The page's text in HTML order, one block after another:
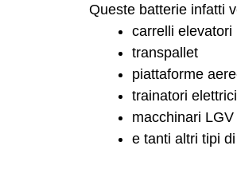
Queste batterie infatti
carrelli elevatori
transpallet
piattaforme
trainatori elettrici
macchinari
e tanti altri tipi